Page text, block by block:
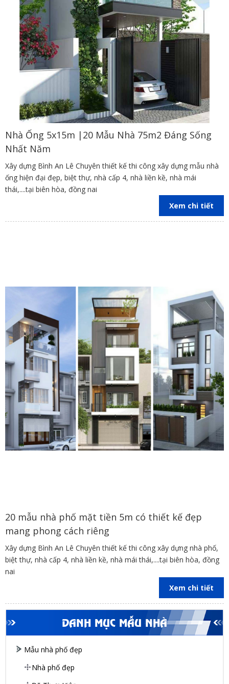
DANH MỤC MẪU NHÀ
Mẫu nhà phố đẹp
Nhà phố đẹp
Nhà Ống 5x15m |20 Mẫu Nhà 75m2 Đáng Sống
Nhất Năm
Xây dựng Bình An Lê Chuyên thiết kế thi công xây dựng mẫu nhà
ống hiện đại đẹp, biệt thự, nhà cấp 4, nhà liền kề, nhà mái
thái,....tại biên hòa, đồng nai
Xem chi tiết
20 mẫu nhà phố mặt tiền 5m có thiết kế đẹp
mang phong cách riêng
Xây dựng Bình An Lê Chuyên thiết kế thi công xây dựng nhà phố,
biệt thự, nhà cấp 4, nhà liền kề, nhà mái thái,....tại biên hòa, đồng
nai
Xem chi tiết